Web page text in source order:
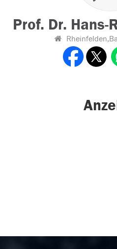
Prof. Dr. Hans-